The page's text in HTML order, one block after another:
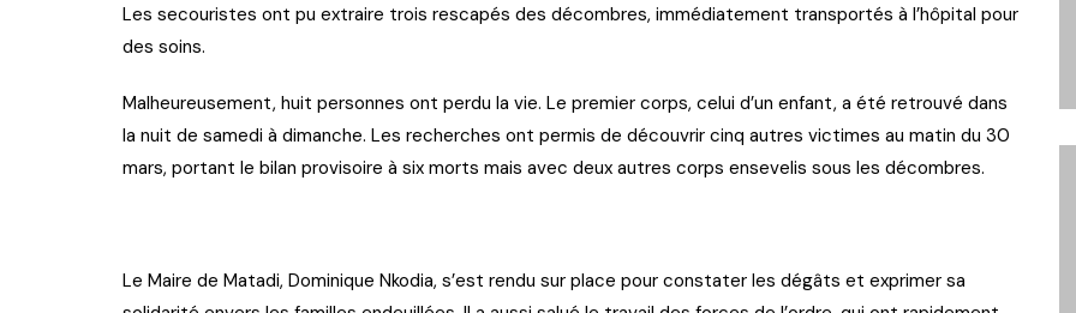
Les secouristes ont pu extraire trois rescapés des décombres, immédiatement transportés à l’hôpital pour
des soins.
Malheureusement, huit personnes ont perdu la vie. Le premier corps, celui d’un enfant, a été retrouvé dans
la nuit de samedi à dimanche. Les recherches ont permis de découvrir cinq autres victimes au matin du 30
mars, portant le bilan provisoire à six morts mais avec deux autres corps ensevelis sous les décombres.
Le Maire de Matadi, Dominique Nkodia, s’est rendu sur place pour constater les dégâts et exprimer sa